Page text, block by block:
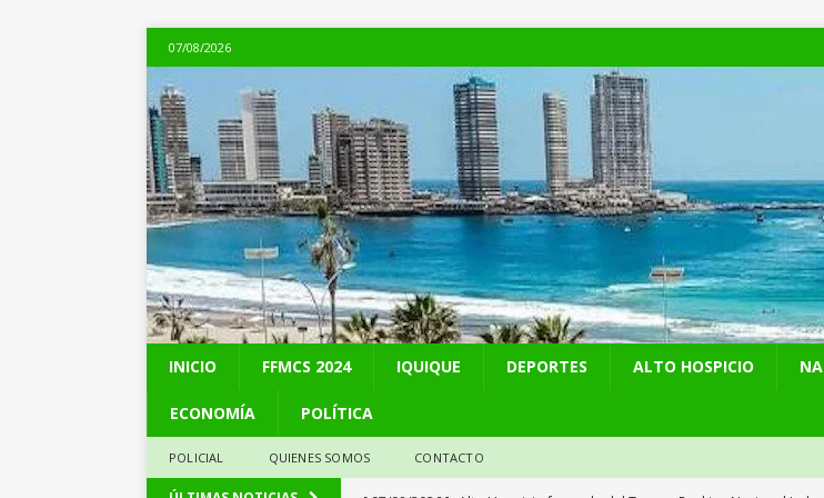
07/08/2026
INICIO FFMCS 2024 IQUIQUE DEPORTES ALTO HOSPICIO
ECONOMÍA POLÍTICA
POLICIAL QUIENES SOMOS CONTACTO